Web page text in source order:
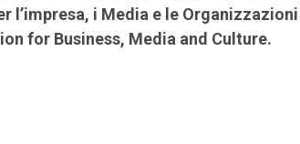
l’impresa, i Media e le
for Business, Media and Culture.